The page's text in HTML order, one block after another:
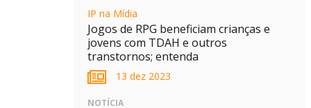
IP na Mídia
Jogos de RPG beneficiam crianças e
jovens com TDAH e outros
transtornos; entenda
13 dez 2023
NOTÍCIA